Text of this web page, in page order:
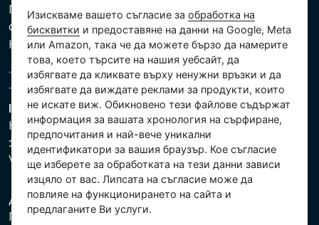
Политика за защита на личните и други
обработвани данни
Настройки на бисквитките
Intex Trading, s.r.o.
Hradecká 2526/3
130 00 Praha 3
Vinohrady - Česká republika
Дружеството е регистрирано в Градския съд в
Прага, раздел С, партида 74759. Ид.№: 26150808,
Изискваме вашето съгласие заобработка на
бисквитки и предоставяне на данни на Google, Meta
или Amazon, така че да можете бързо да намерите
това, което търсите на нашия уебсайт, да
избягвате да кликвате върху ненужни връзки и да
избягвате да виждате реклами за продукти, които
не искате виж. Обикновено тези файлове съдържат
информация за вашата хронология на сърфиране,
предпочитания и най-вече уникални
идентификатори за вашия браузър. Кое съгласие
ще изберете за обработката на тези данни зависи
изцяло от вас. Липсата на съгласие може да
повлияе на функционирането на сайта и
предлаганите Ви услуги.